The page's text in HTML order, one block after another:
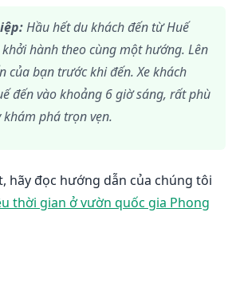
Hầu hết du khách đến từ Huế
hành theo cùng một hướng. Lên
của bạn trước khi đến. Xe khách
đến vào khoảng 6 giờ sáng, rất phù
phá trọn vẹn.
hãy đọc hướng dẫn của chúng tôi
thời gian ở vườn quốc gia Phong